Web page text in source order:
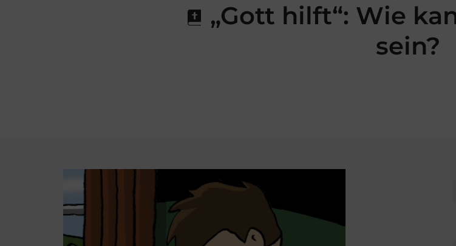
„Gott hilft“: Wie
sein?